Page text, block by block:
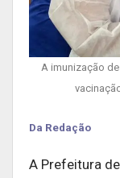
A imunização
Da Redação
A Prefeitura